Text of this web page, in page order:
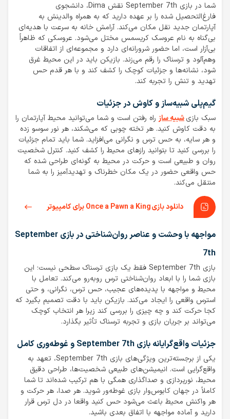
شما در بازی September 7th نقش Dima، دانشجوی
فارغ‌التحصیل شده را بر عهده دارید که به همراه والدینش به
آپارتمان جدید نقل مکان می‌کند. آرامش خانه به سرعت با هدیه‌ای
بی‌گناه به نام عروسک کریسمس مختل می‌شود. عروسکی که ظاهراً
بی‌آزار است، اما حضور شرورانه‌ای دارد و مجموعه‌ای از اتفاقات
وهم‌آلود و ترسناک را رقم می‌زند. بازیکن باید در این محیط غرق
شود، نشانه‌ها و جزئیات کوچک را کشف کند و با هر قدم حس
تهدید و تنش را تجربه کند.
گیم‌پلی شبیه‌ساز و کاوش در جزئیات
سبک بازیشبیه‌ ساز راه رفتن است و شما می‌توانید محیط آپارتمان را
به دقت کاوش کنید. هر تخته چوبی که می‌شکند، هر نور سوسو زده
و هر سایه، به حس ترس و نگرانی می‌افزاید. شما باید تمام جزئیات
را بررسی کنید تا بتوانید رازهای محیط را کشف کنید. کنترل شخصیت
روان و طبیعی است و حرکت در محیط به گونه‌ای طراحی شده که
حس واقعی حضور در یک مکان خطرناک و تهدیدآمیز را به شما
منتقل می‌کند.
دانلود بازی Once a Pawn a King برای کامپیوتر
مواجهه با وحشت و عناصر روان‌شناختی در بازی September
7th
بازی September 7th فقط یک بازی ترسناک سطحی نیست؛ این
بازی شما را با ابعاد روان‌شناختی ترس روبه‌رو می‌کند. تعامل با
محیط و مواجهه با پدیده‌های عجیب، حس ترس، نگرانی، و حتی
استرس واقعی را ایجاد می‌کند. بازیکن باید با دقت تصمیم بگیرد که
کجا حرکت کند و چه چیزی را بررسی کند زیرا هر انتخاب کوچک
می‌تواند بر جریان بازی و تجربه ترسناک تأثیر بگذارد.
جزئیات واقع‌گرایانه بازی September 7th و غوطه‌وری کامل
یکی از برجسته‌ترین ویژگی‌های بازی September 7th، تعهد به
واقع‌گرایی است. انیمیشن‌های طبیعی شخصیت‌ها، طراحی دقیق
محیط، نورپردازی و صداگذاری همگی با هم ترکیب شده‌اند تا شما
کاملاً در جهان کابوس‌وار بازی غوطه‌ور شوید. هر صدا، هر حرکت و
هر واکنش محیط باعث می‌شود حس کنید واقعا در دل ترس قرار
دارید و آماده مواجهه با اتفاق بعدی باشید.